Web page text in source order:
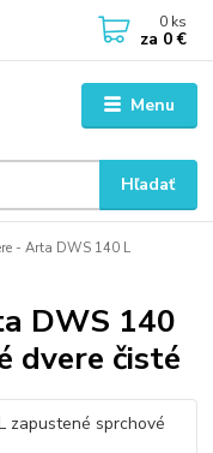
Menu
Hľadať
0 ks
za 0 €
- Arta DWS 140 L
DWS 140
dvere čisté